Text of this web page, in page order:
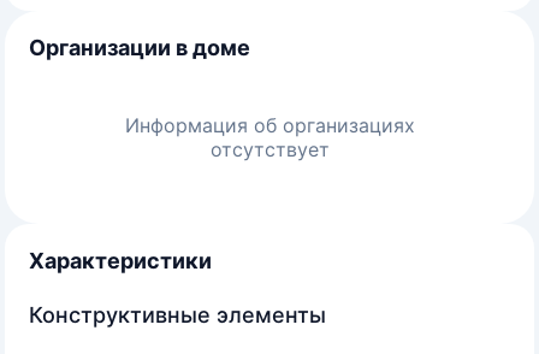
Организации в доме
Информация об организациях
отсутствует
Характеристики
Конструктивные элементы